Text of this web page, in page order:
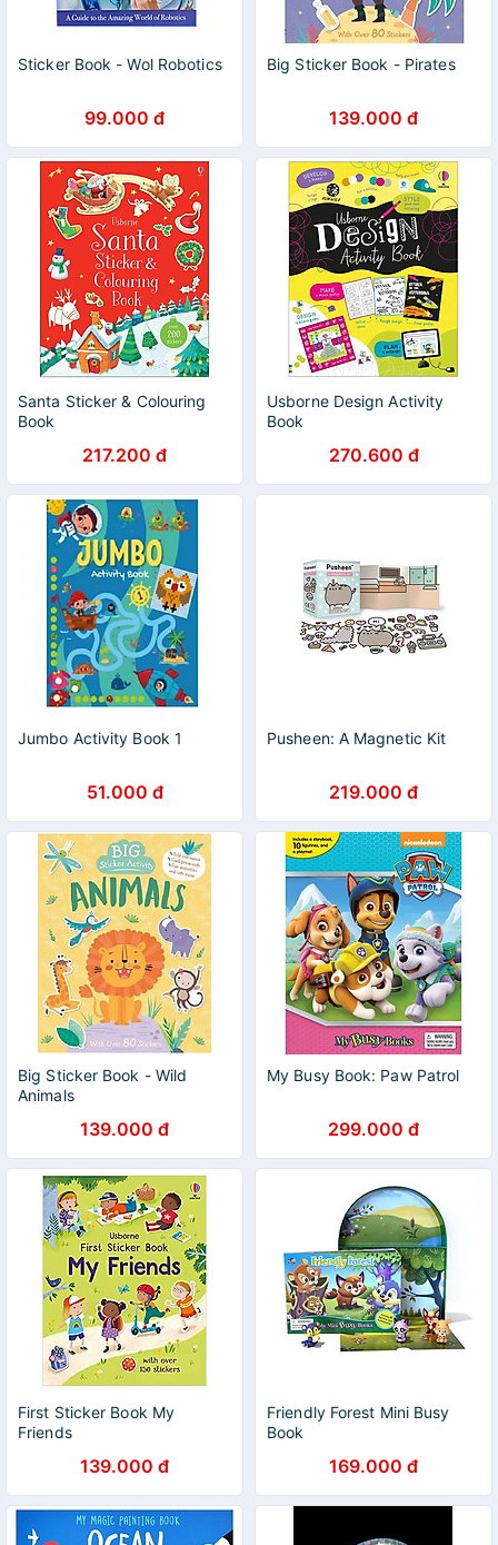
Sticker Book - Wol Robotics
99.000 đ
Big Sticker Book - Pirates
139.000 đ
Santa Sticker & Colouring
Book
217.200 đ
Usborne Design Activity
Book
270.600 đ
Jumbo Activity Book 1
51.000 đ
Pusheen: A Magnetic Kit
219.000 đ
Big Sticker Book - Wild
Animals
139.000 đ
My Busy Book: Paw Patrol
299.000 đ
First Sticker Book My
Friends
139.000 đ
Friendly Forest Mini Busy
Book
169.000 đ